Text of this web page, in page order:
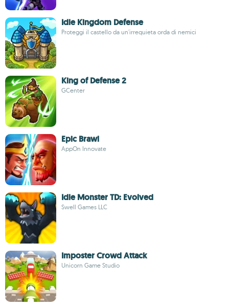
Idle Kingdom Defense
Proteggi il castello da un'irrequieta orda di nemici
King of Defense 2
GCenter
Epic Brawl
AppOn Innovate
Idle Monster TD: Evolved
Swell Games LLC
Imposter Crowd Attack
Unicorn Game Studio